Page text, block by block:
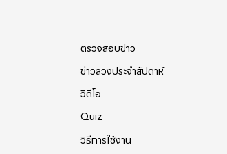
ตรวจสอบข่าว
ข่าวลวงประจำสัปดาห์
วิดีโอ
Quiz
วิธีการใช้งาน